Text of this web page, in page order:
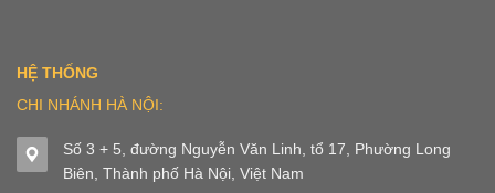
HỆ THỐNG
CHI NHÁNH HÀ NỘI:
Số 3 + 5, đường Nguyễn Văn Linh, tổ 17, Phường Long
Biên, Thành phố Hà Nội, Việt Nam